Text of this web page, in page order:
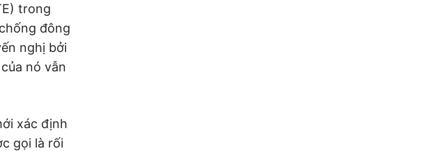
trong
đông
nghị bởi
nó vẫn
xác định
gọi là rối